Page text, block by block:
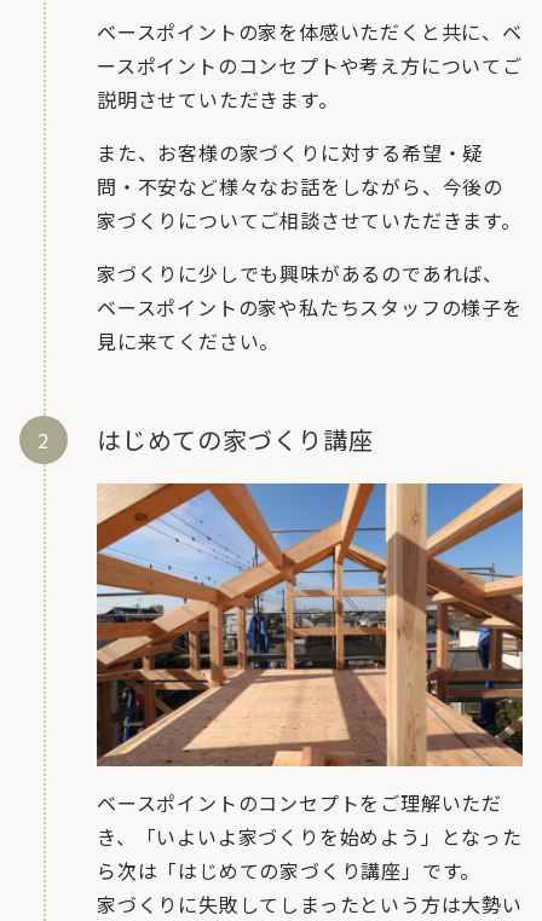
ベースポイントの家を体感いただくと共に、ベ
ースポイントのコンセプトや考え方についてご
説明させていただきます。
また、お客様の家づくりに対する希望・疑
問・不安など様々なお話をしながら、今後の
家づくりについてご相談させていただきます。
家づくりに少しでも興味があるのであれば、
ベースポイントの家や私たちスタッフの様子を
見に来てください。
はじめての家づくり講座
ベースポイントのコンセプトをご理解いただ
き、「いよいよ家づくりを始めよう」となった
ら次は「はじめての家づくり講座」です。
家づくりに失敗してしまったという方は大勢い